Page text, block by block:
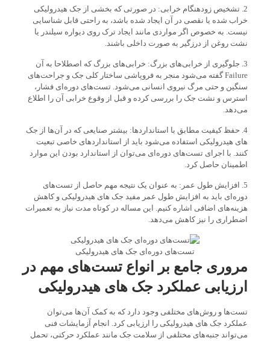
2. تشخیص زودهنگام خرابی: در صورتی که بخشی از جک هیدرولیکی
خراب شده یا نقصی در آن ایجاد شده باشد، به راحتی قابل شناسایی
نیست. به خصوص اگر مواردی مانند ایجاد ترک‌ روی دیواره سیلندر یا
نشت روغن از درزگیر به صورت داخلی باشند.
3. جلوگیری از خرابی‌های بزرگ: خرابی‌های بزرگ که اصطلاحا به آن
Failure گفته می‌شود منجر به فروپاشی ساختار کلی جک و جراحت‌های
سنگین و حتی مرگ نیروی انسانی می‌شود. تست‌های دوره‌ای فشار،
استرس و نشت جک را بررسی کرده و قبل از وقوع خرابی آن را اطلاع
می‌دهد.
4. حفظ کیفیت مطابق با استانداردها: بیشتر صنایعی که در آن‌ها از جک
های هیدرولیکی استفاده می‌شود باید از استانداردهای خاصی تبعیت
کنند. با اجرای تست‌های دوره‌ای می‌توان از استاندارد بودن این موارد
اطمینان حاصل کرد.
5. افزایش طول عمر: به عنوان یک نتیجه مهم حاصل از تست‌های
دوره‌ای باید به افزایش طول عمر مفید جک های هیدرولیکی و کاهش
هزینه‌های اضافی اشاره کنیم. این مساله در کوتاه مدت نیاز به تعمیرات
اضطراری را نیز کاهش می‌دهد.
تست‌های دوره‌ای جک های هیدرولیکی
مروری جامع بر انواع تست‌های مهم در
ارزیابی عملکرد جک های هیدرولیکی
تست‌ها و روش‌های مختلفی وجود دارد که به کمک آن‌ها می‌توان
عملکرد جک های هیدرولیکی را ارزیابی کرد. انجام آزمایشات فنی
می‌تواند جنبه‌های مختلفی از سلامت جک مانند عملکرد حرکتی، تحمل